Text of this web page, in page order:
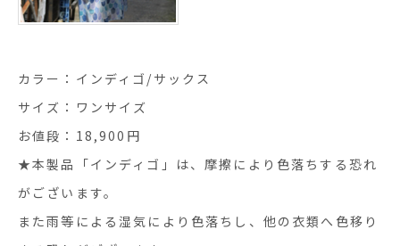
カラー：インディゴ/サックス
サイズ：ワンサイズ
お値段：18,900円
★本製品「インディゴ」は、摩擦により色落ちする恐れ
がございます。
また雨等による湿気により色落ちし、他の衣類へ色移り